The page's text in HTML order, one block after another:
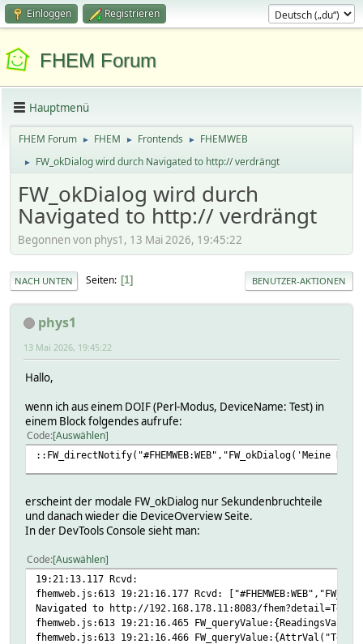
Einloggen Registrieren
FHEM Forum
Hauptmenü
FHEM Forum ► FHEM ► Frontends ► FHEMWEB
► FW_okDialog wird durch Navigated to http:// verdrängt
FW_okDialog wird durch
Navigated to http:// verdrängt
Begonnen von phys1, 13 Mai 2026, 19:45:22
NACH UNTEN Seiten 1 BENUTZER-AKTIONEN
phys1
13 Mai 2026, 19:45:22
Hallo,
wenn ich aus einem DOIF (Perl-Modus, DeviceName: Test) in
einem Block folgendes aufrufe:
Code Auswählen
::FW_directNotify("#FHEMWEB:WEB","FW_okDialog('Meine
erscheint der modale FW_okDialog nur Sekundenbruchteile
und danach wieder die DeviceOverview Seite.
In der DevTools Console sieht man:
Code Auswählen
19:21:13.117 Rcvd:
fhemweb.js:613 19:21:16.177 Rcvd:
Navigated to http://192.168.178.11:8083/
fhemweb.js:613 19:21:16.465
fhemweb.js:613 19:21:16.466